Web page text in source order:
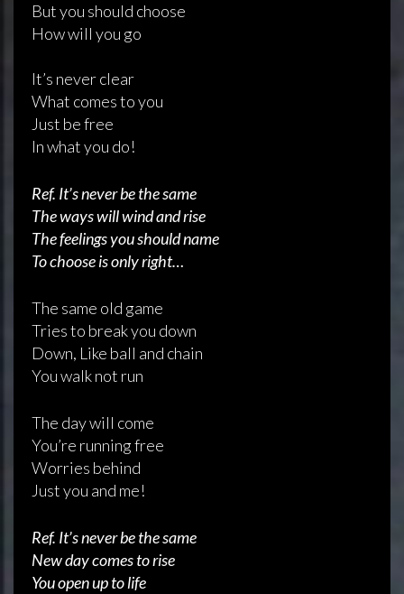
But you should choose
How will you go
It’s never clear
What comes to you
Just be free
In what you do!
Ref. It’s never be the same
The ways will wind and rise
The feelings you should name
To choose is only right…
The same old game
Tries to break you down
Down, Like ball and chain
You walk not run
The day will come
You’re running free
Worries behind
Just you and me!
Ref. It’s never be the same
New day comes to rise
You open up to life